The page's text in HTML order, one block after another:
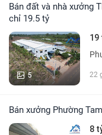
Bán đất và nhà xưởng Thống Nhất Đồng Nai DT 3050m2 giá
chỉ 19.5 tỷ
5
19
22
Bán xưởng Phường
8